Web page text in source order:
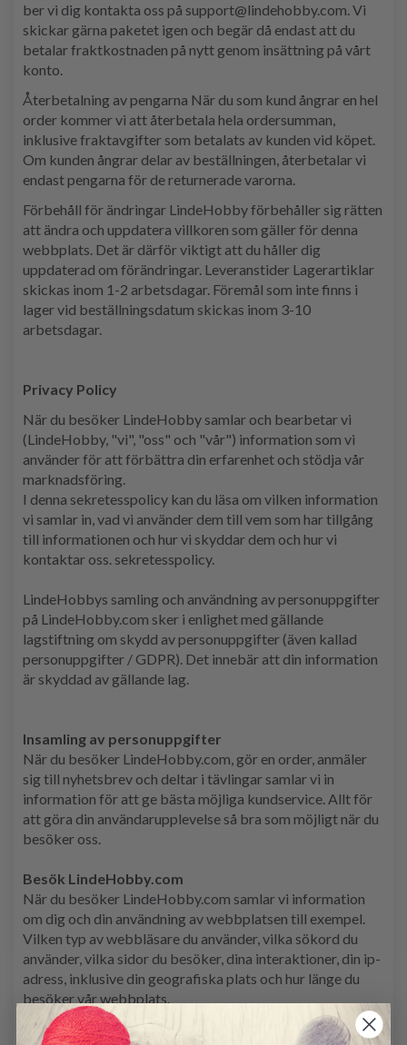
ber vi dig kontakta oss på support@lindehobby.com. Vi
skickar gärna paketet igen och begär då endast att du
betalar fraktkostnaden på nytt genom insättning på vårt
konto.
Återbetalning av pengarna När du som kund ångrar en hel
order kommer vi att återbetala hela ordersumman,
inklusive fraktavgifter som betalats av kunden vid köpet.
Om kunden ångrar delar av beställningen, återbetalar vi
endast pengarna för de returnerade varorna.
Förbehåll för ändringar LindeHobby förbehåller sig rätten
att ändra och uppdatera villkoren som gäller för denna
webbplats. Det är därför viktigt att du håller dig
uppdaterad om förändringar. Leveranstider Lagerartiklar
skickas inom 1-2 arbetsdagar. Föremål som inte finns i
lager vid beställningsdatum skickas inom 3-10
arbetsdagar.
Privacy Policy
När du besöker LindeHobby samlar och bearbetar vi
(LindeHobby, "vi", "oss" och "vår") information som vi
använder för att förbättra din erfarenhet och stödja vår
marknadsföring.
I denna sekretesspolicy kan du läsa om vilken information
vi samlar in, vad vi använder dem till vem som har tillgång
till informationen och hur vi skyddar dem och hur vi
kontaktar oss. sekretesspolicy.
LindeHobbys samling och användning av personuppgifter
på LindeHobby.com sker i enlighet med gällande
lagstiftning om skydd av personuppgifter (även kallad
personuppgifter / GDPR). Det innebär att din information
är skyddad av gällande lag.
Insamling av personuppgifter
När du besöker LindeHobby.com, gör en order, anmäler
sig till nyhetsbrev och deltar i tävlingar samlar vi in ​​
information för att ge bästa möjliga kundservice. Allt för
att göra din användarupplevelse så bra som möjligt när du
besöker oss.
Besök LindeHobby.com
När du besöker LindeHobby.com samlar vi information
om dig och din användning av webbplatsen till exempel.
Vilken typ av webbläsare du använder, vilka sökord du
använder, vilka sidor du besöker, dina interaktioner, din ip-
adress, inklusive din geografiska plats och hur länge du
besöker vår webbplats.
Personlig information samlas också in via cookies. När du